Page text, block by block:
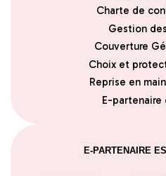
Charte de
Gestion
Couverture
Choix et
Reprise en
E-partenaire
E-PARTENAIRE